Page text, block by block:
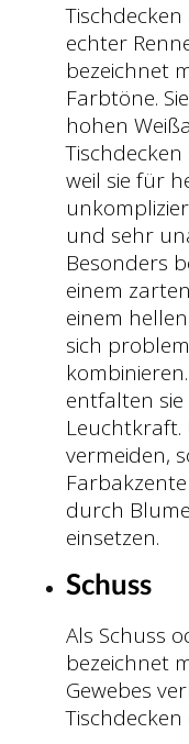
echter
bezeichnet
Farbtöne.
hohen
weil sie für
und sehr
Besonders
einem
einem
sich
entfalten
Leuchtkraft.
vermeiden,
durch
einsetzen.
Schuss
Als Schuss
bezeichnet
Gewebes